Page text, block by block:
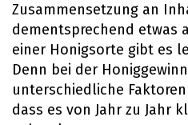
Zusammensetzung an
dementsprechend etwas
einer Honigsorte gibt es
Denn bei der
unterschiedliche
dass es von Jahr zu Jahr